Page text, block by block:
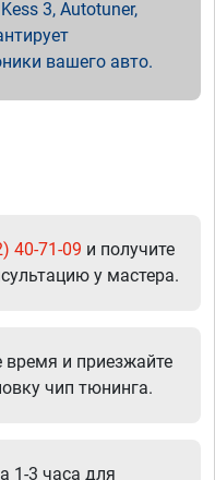
3, Autotuner,
вашего авто.
40-71-09 и получите
у мастера.
и приезжайте
чип тюнинга.
1-3 часа для